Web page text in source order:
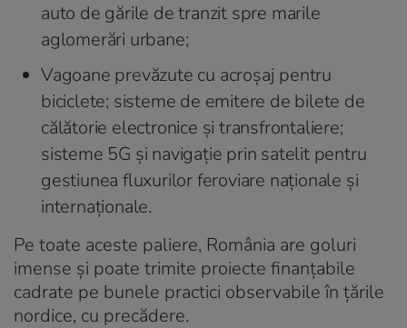
auto de gările de tranzit spre marile
aglomerări urbane;
Vagoane prevăzute cu acroșaj pentru
biciclete; sisteme de emitere de bilete de
călătorie electronice și transfrontaliere;
sisteme 5G și navigație prin satelitpentru
gestiunea fluxurilor feroviare naționale și
internaționale.
Pe toate aceste paliere, România are goluri
imense și poate trimite proiecte finanțabile
cadrate pe bunele practici observabile în țările
nordice, cu precădere.